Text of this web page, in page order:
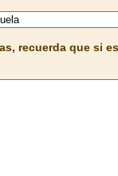
recuerda que si